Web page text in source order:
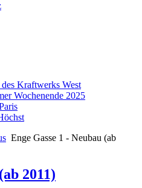
Kraftwerks West
Wochenende 2025
Enge Gasse 1 - Neubau (ab
2011)